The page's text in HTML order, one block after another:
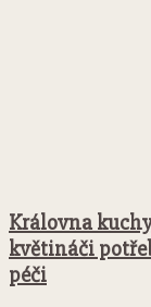
Královna
květináči
péči